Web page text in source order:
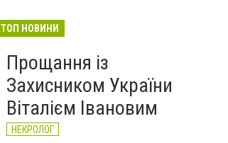
ТОП НОВИНИ
Прощання із
Захисником України
Віталієм Івановим
НЕКРОЛОГ